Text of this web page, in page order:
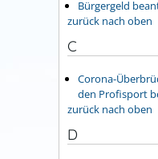
Bürgergeld
zurück nach oben
C
Corona-
den Profisport
zurück nach oben
D